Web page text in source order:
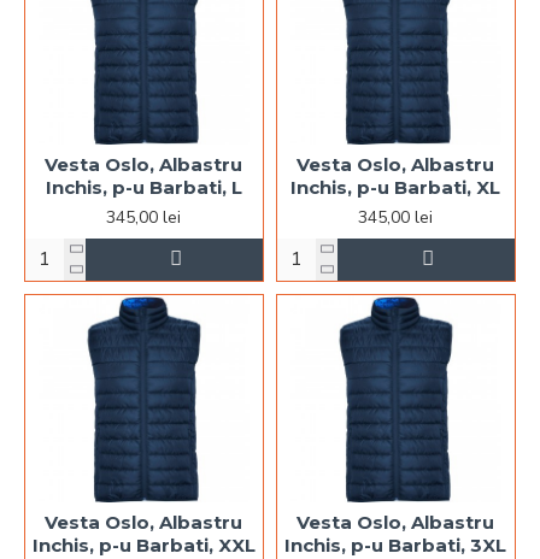
Vesta Oslo, Albastru
Inchis, p-u Barbati, L
345,00 lei
Vesta Oslo, Albastru
Inchis, p-u Barbati, XL
345,00 lei
Vesta Oslo, Albastru
Inchis, p-u Barbati, XXL
Vesta Oslo, Albastru
Inchis, p-u Barbati, 3XL